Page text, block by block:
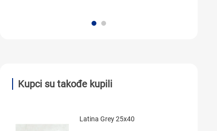
Kupci su takođe kupili
Latina Grey 25x40